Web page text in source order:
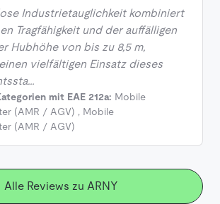
Industrietauglichkeit kombiniert
Tragfähigkeit und der auffälligen
Hubhöhe von bis zu 8,5 m,
vielfältigen Einsatz dieses
mit EAE 212a: Mobile
(AMR / AGV) , Mobile
(AMR / AGV)
Alle Reviews zu ARNY